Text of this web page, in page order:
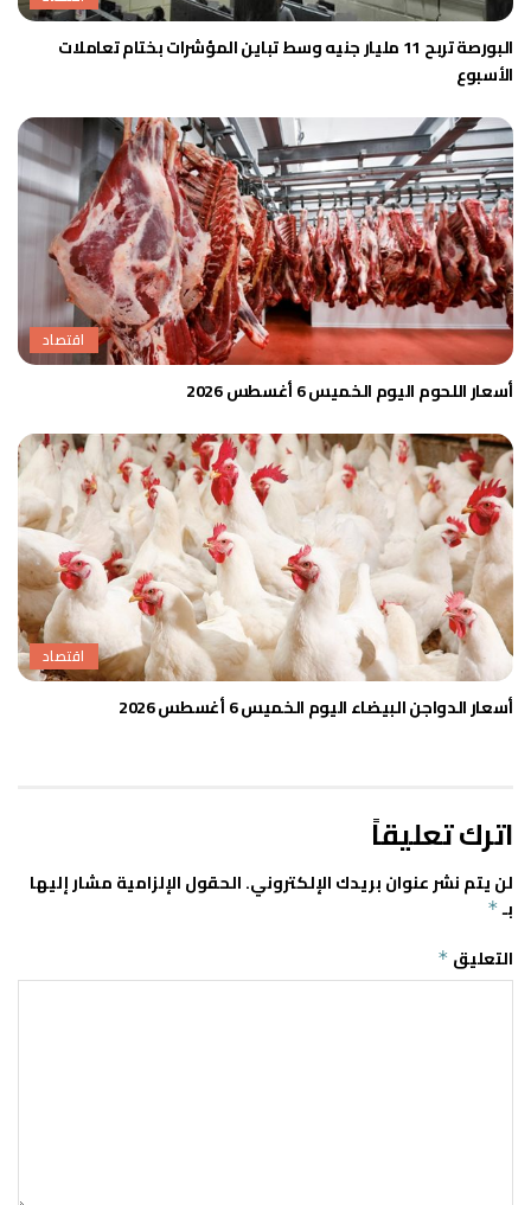
البورصة تربح 11 مليار جنيه وسط تباين المؤشرات بختام تعاملات
الأسبوع
اقتصاد
أسعار اللحوم اليوم الخميس 6 أغسطس 2026
اقتصاد
أسعار الدواجن البيضاء اليوم الخميس 6 أغسطس 2026
اترك تعليقاً
لن يتم نشر عنوان بريدك الإلكتروني.الحقول الإلزامية مشار إليها
بـ *
التعليق *